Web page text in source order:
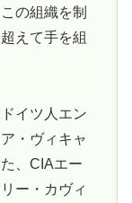
の組織を制
えて手を組
イツ人エン
・ヴィキャ
、CIAエー
ー・カヴィ